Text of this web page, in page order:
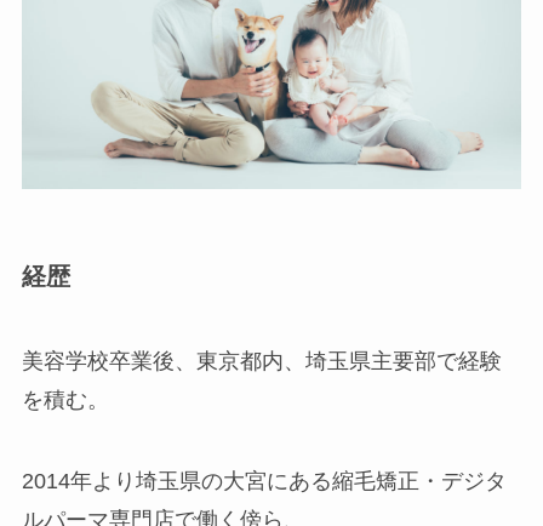
経歴
美容学校卒業後、東京都内、埼玉県主要部で経験
を積む。
2014年より埼玉県の大宮にある縮毛矯正・デジタ
ルパーマ専門店で働く傍ら、